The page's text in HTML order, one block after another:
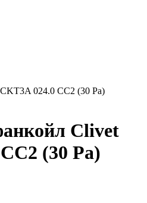
024.0 CC2 (30 Pa)
Clivet
(30 Pa)